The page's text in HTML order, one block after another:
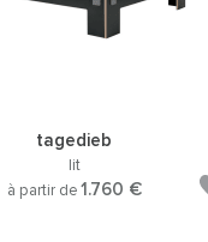
tagedieb
lit
à partir de 1.760 €